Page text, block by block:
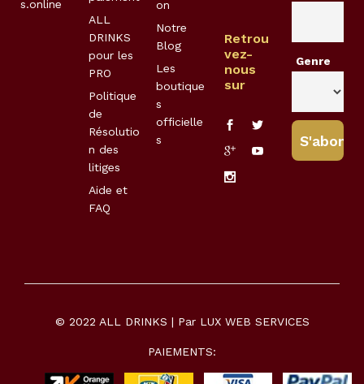
s.online
ALL
DRINKS
pour les
PRO
Politique
de
Résolutio
n des
litiges
Aide et
FAQ
on
Notre
Blog
Les
boutique
s
officielle
s
Retrou
vez-
nous
sur
Genre
© 2022 ALL DRINKS | Par LUX WEB SERVICES
PAIEMENTS: